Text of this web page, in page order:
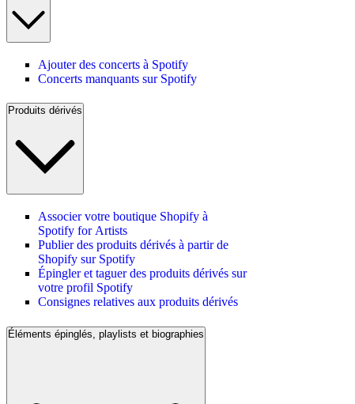
Ajouter des concerts à Spotify
Concerts manquants sur Spotify
Produits dérivés
Associer votre boutique Shopify à
Spotify for Artists
Publier des produits dérivés à partir de
Shopify sur Spotify
Épingler et taguer des produits dérivés sur
votre profil Spotify
Consignes relatives aux produits dérivés
Éléments épinglés, playlists et biographies